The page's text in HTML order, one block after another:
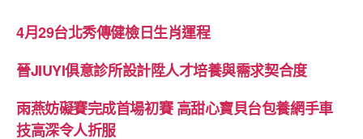
4月29台北秀傳健檢日生肖運程
晉JIUYI俱意診所設計陞人才培養與需求契合度
雨燕妨礙賽完成首場初賽 高甜心寶貝台包養網手車
技高深令人折服